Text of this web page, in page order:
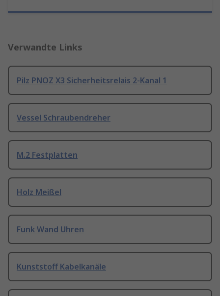
Verwandte Links
Pilz PNOZ X3 Sicherheitsrelais 2-Kanal 1
Vessel Schraubendreher
M.2 Festplatten
Holz Meißel
Funk Wand Uhren
Kunststoff Kabelkanäle